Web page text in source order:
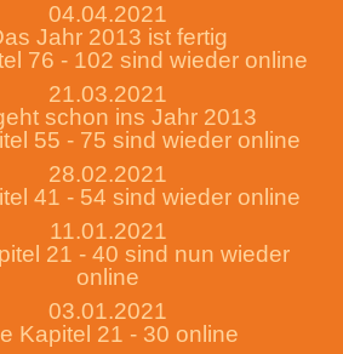
04.04.2021
Jahr 2013 ist fertig
76 - 102 sind wieder online
21.03.2021
schon ins Jahr 2013
55 - 75 sind wieder online
28.02.2021
41 - 54 sind wieder online
11.01.2021
21 - 40 sind nun wieder
online
03.01.2021
Kapitel 21 - 30 online